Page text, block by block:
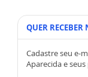
QUER RECEBER
Cadastre seu e-
Aparecida e